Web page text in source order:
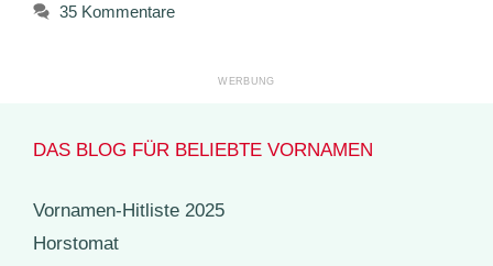
35 Kommentare
DAS BLOG FÜR BELIEBTE VORNAMEN
Vornamen-Hitliste 2025
Horstomat